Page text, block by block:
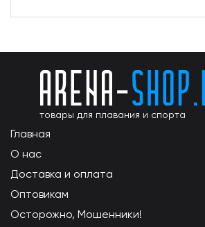
товары для плавания и спорта
Главная
О нас
Доставка и оплата
Оптовикам
Осторожно, Мошенники!